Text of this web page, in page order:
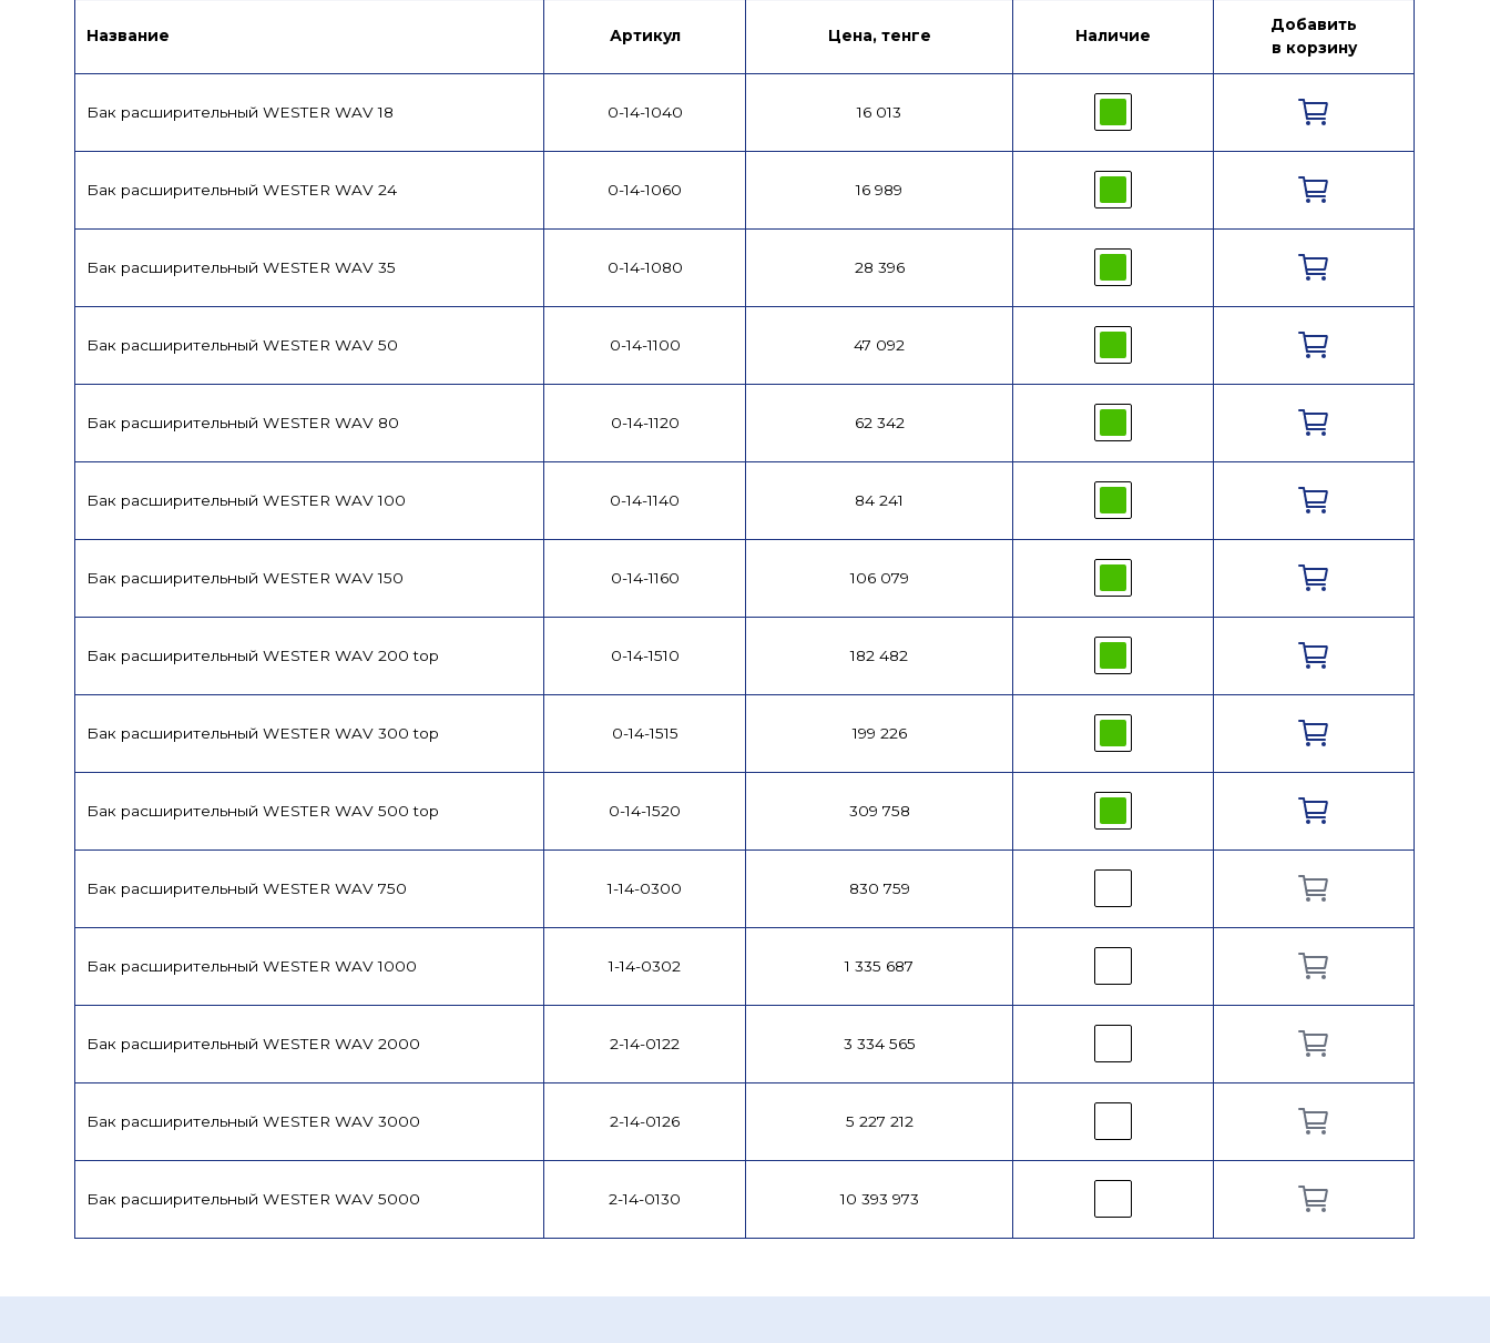
Название Артикул Цена, тенге Наличие
Добавить
в корзину
Бак расширительный WESTER WAV 18 0-14-1040 16 013
Бак расширительный WESTER WAV 24 0-14-1060 16 989
Бак расширительный WESTER WAV 35 0-14-1080 28 396
Бак расширительный WESTER WAV 50 0-14-1100 47 092
Бак расширительный WESTER WAV 80 0-14-1120 62 342
Бак расширительный WESTER WAV 100 0-14-1140 84 241
Бак расширительный WESTER WAV 150 0-14-1160 106 079
Бак расширительный WESTER WAV 200 top 0-14-1510 182 482
Бак расширительный WESTER WAV 300 top 0-14-1515 199 226
Бак расширительный WESTER WAV 500 top 0-14-1520 309 758
Бак расширительный WESTER WAV 750 1-14-0300 830 759
Бак расширительный WESTER WAV 1000 1-14-0302 1 335 687
Бак расширительный WESTER WAV 2000 2-14-0122 3 334 565
Бак расширительный WESTER WAV 3000 2-14-0126 5 227 212
Бак расширительный WESTER WAV 5000 2-14-0130 10 393 973